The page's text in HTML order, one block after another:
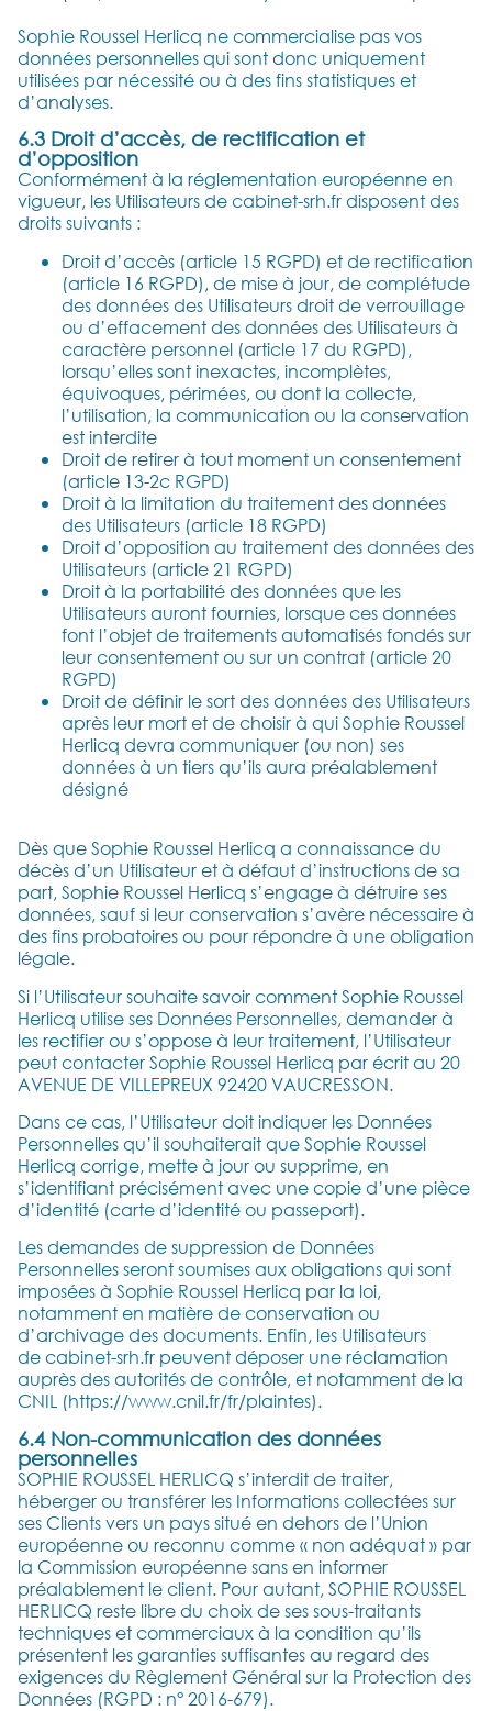
Sophie Roussel Herlicq ne commercialise pas vos
données personnelles qui sont donc uniquement
utilisées par nécessité ou à des fins statistiques et
d’analyses.
6.3 Droit d’accès, de rectification et
d’opposition
Conformément à la réglementation européenne en
vigueur, les Utilisateurs de cabinet-srh.fr disposent des
droits suivants :
Droit d’accès (article 15 RGPD) et de rectification
(article 16 RGPD), de mise à jour, de complétude
des données des Utilisateurs droit de verrouillage
ou d’effacement des données des Utilisateurs à
caractère personnel (article 17 du RGPD),
lorsqu’elles sont inexactes, incomplètes,
équivoques, périmées, ou dont la collecte,
l’utilisation, la communication ou la conservation
est interdite
Droit de retirer à tout moment un consentement
(article 13-2c RGPD)
Droit à la limitation du traitement des données
des Utilisateurs (article 18 RGPD)
Droit d’opposition au traitement des données des
Utilisateurs (article 21 RGPD)
Droit à la portabilité des données que les
Utilisateurs auront fournies, lorsque ces données
font l’objet de traitements automatisés fondés sur
leur consentement ou sur un contrat (article 20
RGPD)
Droit de définir le sort des données des Utilisateurs
après leur mort et de choisir à qui Sophie Roussel
Herlicq devra communiquer (ou non) ses
données à un tiers qu’ils aura préalablement
désigné
Dès que Sophie Roussel Herlicq a connaissance du
décès d’un Utilisateur et à défaut d’instructions de sa
part, Sophie Roussel Herlicq s’engage à détruire ses
données, sauf si leur conservation s’avère nécessaire à
des fins probatoires ou pour répondre à une obligation
légale.
Si l’Utilisateur souhaite savoir comment Sophie Roussel
Herlicq utilise ses Données Personnelles, demander à
les rectifier ou s’oppose à leur traitement, l’Utilisateur
peut contacter Sophie Roussel Herlicq par écrit au 20
AVENUE DE VILLEPREUX 92420 VAUCRESSON.
Dans ce cas, l’Utilisateur doit indiquer les Données
Personnelles qu’il souhaiterait que Sophie Roussel
Herlicq corrige, mette à jour ou supprime, en
s’identifiant précisément avec une copie d’une pièce
d’identité (carte d’identité ou passeport).
Les demandes de suppression de Données
Personnelles seront soumises aux obligations qui sont
imposées à Sophie Roussel Herlicq par la loi,
notamment en matière de conservation ou
d’archivage des documents. Enfin, les Utilisateurs
de cabinet-srh.fr peuvent déposer une réclamation
auprès des autorités de contrôle, et notamment de la
CNIL (https://www.cnil.fr/fr/plaintes).
6.4 Non-communication des données
personnelles
SOPHIE ROUSSEL HERLICQ s’interdit de traiter,
héberger ou transférer les Informations collectées sur
ses Clients vers un pays situé en dehors de l’Union
européenne ou reconnu comme « non adéquat » par
la Commission européenne sans en informer
préalablement le client. Pour autant, SOPHIE ROUSSEL
HERLICQ reste libre du choix de ses sous-traitants
techniques et commerciaux à la condition qu’ils
présentent les garanties suffisantes au regard des
exigences du Règlement Général sur la Protection des
Données (RGPD : n° 2016-679).